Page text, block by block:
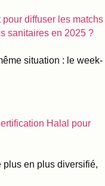
diffuser les matchs
sanitaires en 2025 ?
situation : le week-
Halal pour
plus en plus diversifié,